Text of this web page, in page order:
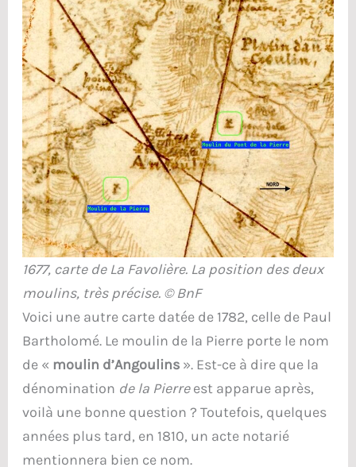
1677, carte de La Favolière. La position des deux
moulins, très précise. © BnF
Voici une autre carte datée de 1782, celle de Paul
Bartholomé. Le moulin de la Pierre porte le nom
de « moulin d’Angoulins». Est-ce à dire que la
dénomination de la Pierreest apparue après,
voilà une bonne question ? Toutefois, quelques
années plus tard, en 1810, un acte notarié
mentionnera bien ce nom.